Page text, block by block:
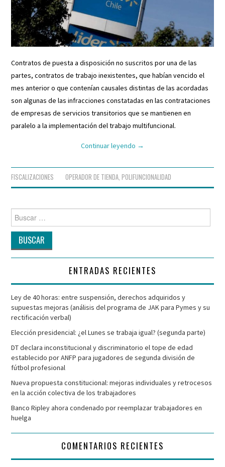
Contratos de puesta a disposición no suscritos por una de las
partes, contratos de trabajo inexistentes, que habían vencido el
mes anterior o que contenían causales distintas de las acordadas
son algunas de las infracciones constatadas en las contrataciones
de empresas de servicios transitorios que se mantienen en
paralelo a la implementación del trabajo multifuncional.
Continuar leyendo →
FISCALIZACIONES OPERADOR DE TIENDA,POLIFUNCIONALIDAD
Buscar
por:
ENTRADAS RECIENTES
Ley de 40 horas: entre suspensión, derechos adquiridos y
supuestas mejoras (análisis del programa de JAK para Pymes y su
rectificación verbal)
Elección presidencial: ¿el Lunes se trabaja igual? (segunda parte)
DT declara inconstitucional y discriminatorio el tope de edad
establecido por ANFP para jugadores de segunda división de
fútbol profesional
Nueva propuesta constitucional: mejoras individuales y retrocesos
en la acción colectiva de los trabajadores
Banco Ripley ahora condenado por reemplazar trabajadores en
huelga
COMENTARIOS RECIENTES